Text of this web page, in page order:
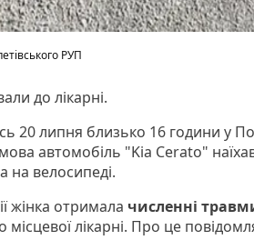
РУП
до лікарні.
20 липня близько 16 години у
автомобіль "Kia Cerato"
на велосипеді.
жінка отримала численні
місцевої лікарні. Про це